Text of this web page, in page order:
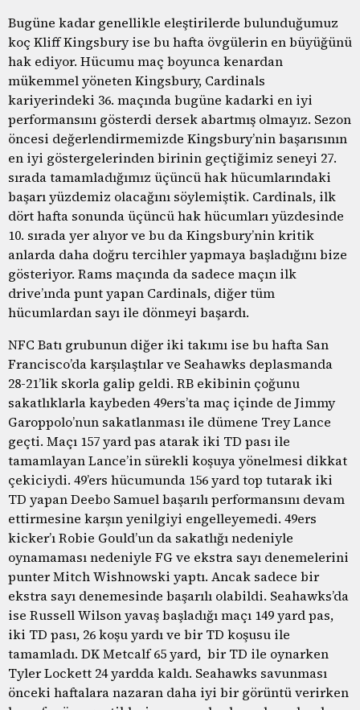
Bugüne kadar genellikle eleştirilerde bulunduğumuz
koç Kliff Kingsbury ise bu hafta övgülerin en büyüğünü
hak ediyor. Hücumu maç boyunca kenardan
mükemmel yöneten Kingsbury, Cardinals
kariyerindeki 36. maçında bugüne kadarki en iyi
performansını gösterdi dersek abartmış olmayız. Sezon
öncesi değerlendirmemizde Kingsbury’nin başarısının
en iyi göstergelerinden birinin geçtiğimiz seneyi 27.
sırada tamamladığımız üçüncü hak hücumlarındaki
başarı yüzdemiz olacağını söylemiştik. Cardinals, ilk
dört hafta sonunda üçüncü hak hücumları yüzdesinde
10. sırada yer alıyor ve bu da Kingsbury’nin kritik
anlarda daha doğru tercihler yapmaya başladığını bize
gösteriyor. Rams maçında da sadece maçın ilk
drive’ında punt yapan Cardinals, diğer tüm
hücumlardan sayı ile dönmeyi başardı.
NFC Batı grubunun diğer iki takımı ise bu hafta San
Francisco’da karşılaştılar ve Seahawks deplasmanda
28-21’lik skorla galip geldi. RB ekibinin çoğunu
sakatlıklarla kaybeden 49ers’ta maç içinde de Jimmy
Garoppolo’nun sakatlanması ile dümene Trey Lance
geçti. Maçı 157 yard pas atarak iki TD pası ile
tamamlayan Lance’in sürekli koşuya yönelmesi dikkat
çekiciydi. 49’ers hücumunda 156 yard top tutarak iki
TD yapan Deebo Samuel başarılı performansını devam
ettirmesine karşın yenilgiyi engelleyemedi. 49ers
kicker’ı Robie Gould’un da sakatlığı nedeniyle
oynamaması nedeniyle FG ve ekstra sayı denemelerini
punter Mitch Wishnowski yaptı. Ancak sadece bir
ekstra sayı denemesinde başarılı olabildi. Seahawks’da
ise Russell Wilson yavaş başladığı maçı 149 yard pas,
iki TD pası, 26 koşu yardı ve bir TD koşusu ile
tamamladı. DK Metcalf 65 yard, bir TD ile oynarken
Tyler Lockett 24 yardda kaldı. Seahawks savunması
önceki haftalara nazaran daha iyi bir görüntü verirken